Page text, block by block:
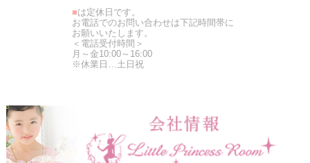
■は定休日です。
お電話でのお問い合わせは下記時間帯に
お願いいたします。
＜電話受付時間＞
月～金10:00～16:00
※休業日…土日祝